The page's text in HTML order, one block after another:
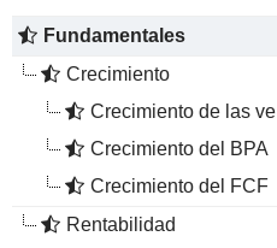
Fundamentales
Crecimiento
Crecimiento de las ventas
Crecimiento del BPA
Crecimiento del FCF
Rentabilidad